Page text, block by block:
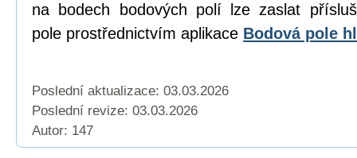
na bodech bodových polí lze zaslat
pole prostřednictvím aplikace Bodová pole
Poslední aktualizace: 03.03.2026
Poslední revize: 03.03.2026
Autor: 147